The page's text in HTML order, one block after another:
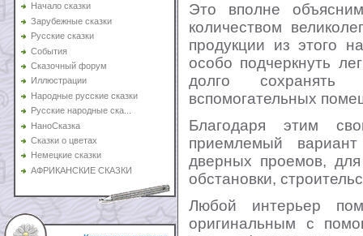
Начало сказки
Зарубежные сказки
Русские сказки
События
Сказочный форум
Иллюстрации
Народные русские сказки
Русские народные ска...
НаноСказка
Сказки о цветах
Немецкие сказки
АФРИКАНСКИЕ СКАЗКИ
Это вполне
количеством
продукции из этого
особо подчеркнуть
долго
вспомогательных
Благодаря этим
приемлемый
дверных проемов,
обстановки,
Любой интерьер
оригинальным с